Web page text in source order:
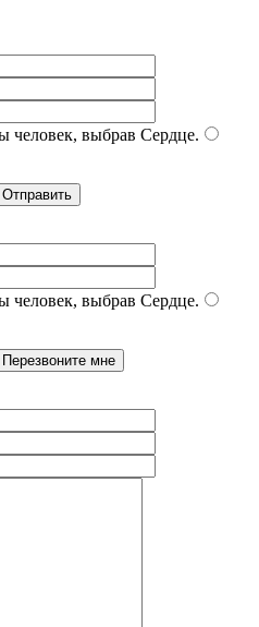
человек, выбрав Сердце.
человек, выбрав Сердце.